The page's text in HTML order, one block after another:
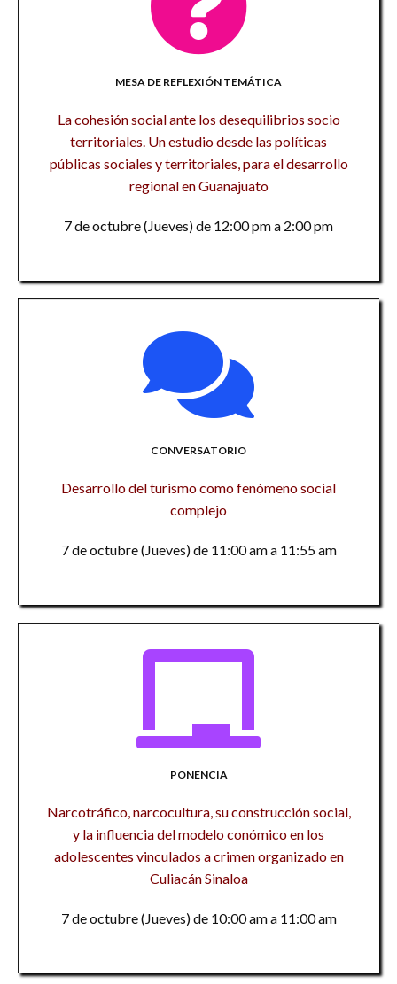
MESA DE REFLEXIÓN TEMÁTICA
La cohesión social ante los desequilibrios socio
territoriales. Un estudio desde las políticas
públicas sociales y territoriales, para el desarrollo
regional en Guanajuato
7 de octubre (Jueves) de 12:00 pm a 2:00 pm
CONVERSATORIO
Desarrollo del turismo como fenómeno social
complejo
7 de octubre (Jueves) de 11:00 am a 11:55 am
PONENCIA
Narcotráfico, narcocultura, su construcción social,
y la influencia del modelo conómico en los
adolescentes vinculados a crimen organizado en
Culiacán Sinaloa
7 de octubre (Jueves) de 10:00 am a 11:00 am